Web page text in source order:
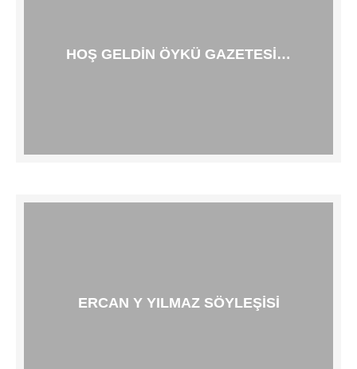
HOŞ GELDIN ÖYKÜ GAZETESI…
ERCAN Y YILMAZ SÖYLEŞISI